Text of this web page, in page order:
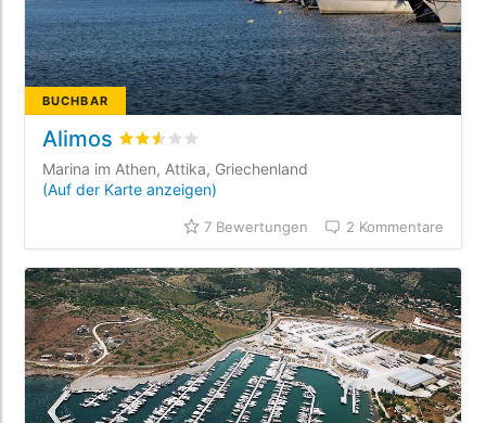
BUCHBAR
Alimos bewertet2.5
Marina im Athen, Attika, Griechenland
(Auf der Karte anzeigen)
7 Bewertungen 2 Kommentare